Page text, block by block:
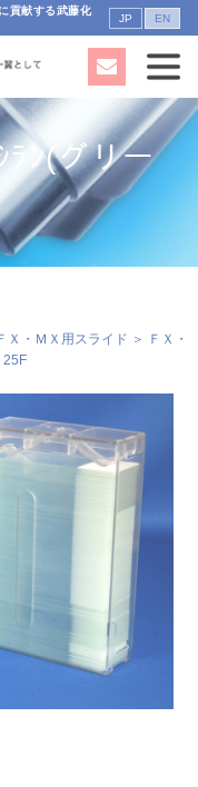
貢献する武藤化
JP EN
ﾗﾝ(グリー
Ｘ・ＭＸ用スライド ＞
ＦＸ・
25F